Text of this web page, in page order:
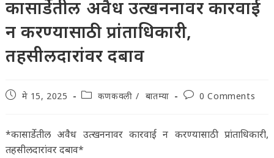
कासार्डेतील अवैध उत्खननावर कारवाई
न करण्यासाठी प्रांताधिकारी,
तहसीलदारांवर दबाव
Postमे 15, 2025
Postकणकवली / बातम्या
Post0 Comments
*कासार्डेतील अवैध उत्खननावर कारवाई न करण्यासाठी प्रांताधिकारी,
तहसीलदारांवर दबाव*